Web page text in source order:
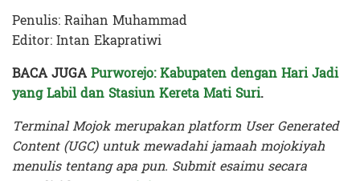
Penulis: Raihan Muhammad
Editor: Intan Ekapratiwi
BACA JUGAPurworejo: Kabupaten dengan Hari Jadi
yang Labil dan Stasiun Kereta Mati Suri.
Terminal Mojok merupakan platform User Generated
Content (UGC) untuk mewadahi jamaah mojokiyah
menulis tentang apa pun. Submit esaimu secara